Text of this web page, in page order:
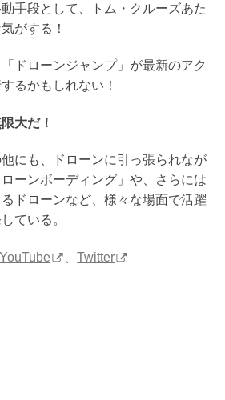
手段として、トム・クルーズあた
がする！
ドローンジャンプ」が最新のアク
るかもしれない！
大だ！
にも、ドローンに引っ張られなが
ーンボーディング」や、さらには
ドローンなど、様々な場面で活躍
ている。
YouTube 、Twitter